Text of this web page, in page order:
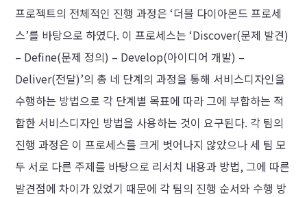
프로젝트의 전체적인 진행 과정은 ‘더블 다이아몬드 프로세
스’를 바탕으로 하였다. 이 프로세스는 ‘Discover(문제 발견)
– Define(문제 정의) – Develop(아이디어 개발) –
Deliver(전달)’의 총 네 단계의 과정을 통해 서비스디자인을
수행하는 방법으로 각 단계별 목표에 따라 그에 부합하는 적
합한 서비스디자인 방법을 사용하는 것이 요구된다. 각 팀의
진행 과정은 이 프로세스를 크게 벗어나지 않았으나 세 팀 모
두 서로 다른 주제를 바탕으로 리서치 내용과 방법, 그에 따른
발견점에 차이가 있었기 때문에 각 팀의 진행 순서와 수행 방